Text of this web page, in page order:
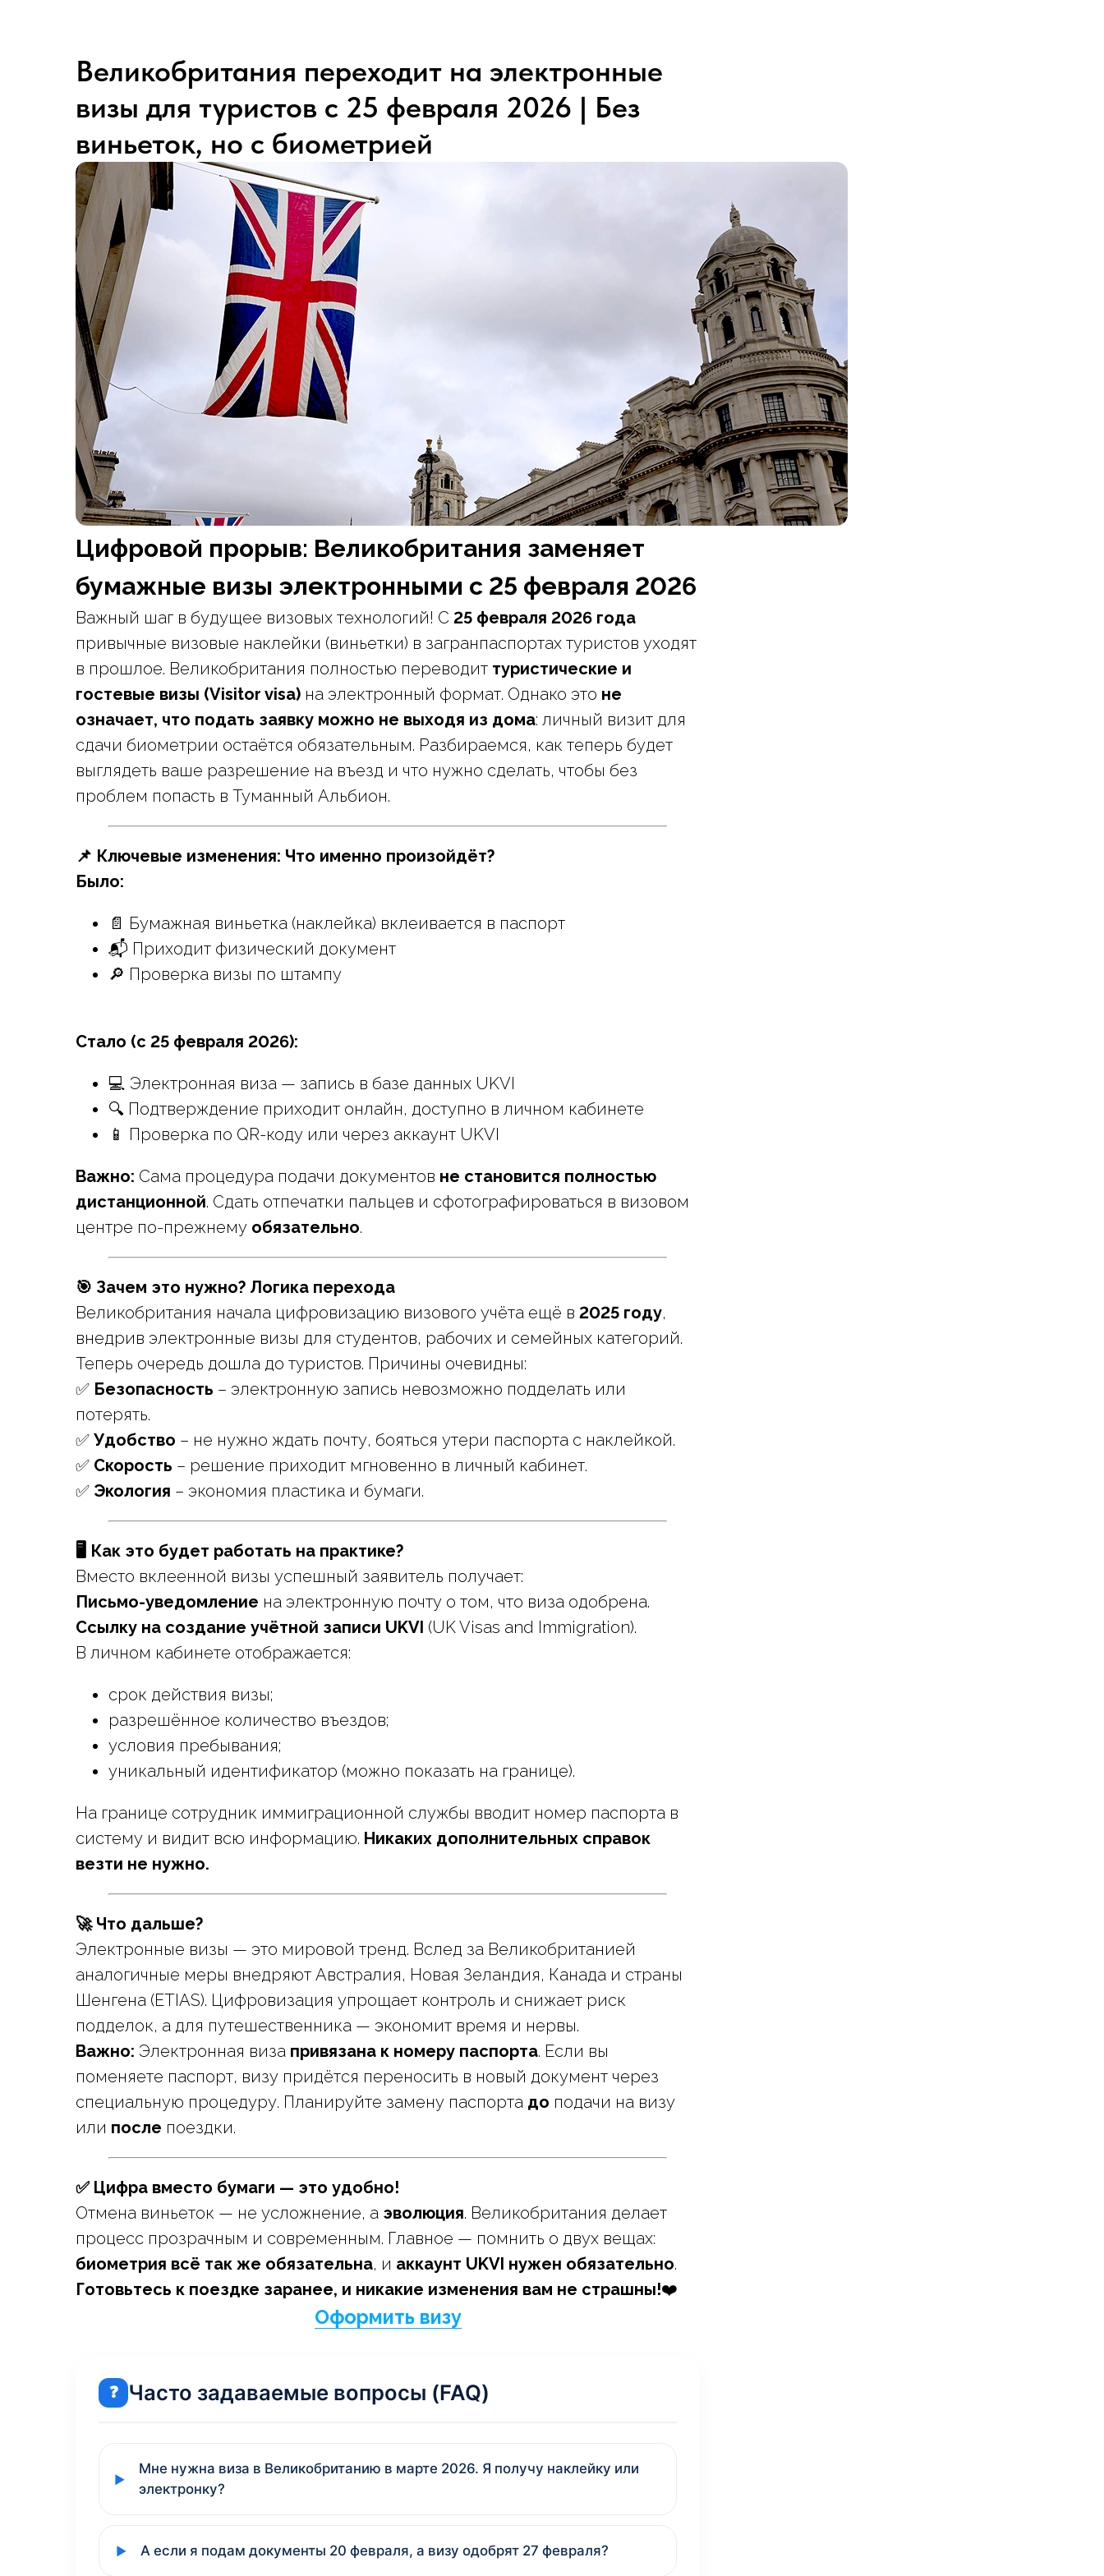
Великобритания переходит на электронные
визы для туристов с 25 февраля 2026 | Без
виньеток, но с биометрией
Цифровой прорыв: Великобритания заменяет
бумажные визы электронными с 25 февраля 2026
Важный шаг в будущее визовых технологий! С 25 февраля 2026 года
привычные визовые наклейки (виньетки) в загранпаспортах туристов уходят
в прошлое. Великобритания полностью переводит туристические и
гостевые визы (Visitor visa) на электронный формат. Однако это не
означает, что подать заявку можно не выходя из дома: личный визит для
сдачи биометрии остаётся обязательным. Разбираемся, как теперь будет
выглядеть ваше разрешение на въезд и что нужно сделать, чтобы без
проблем попасть в Туманный Альбион.
📌 Ключевые изменения: Что именно произойдёт?
Было:
📄 Бумажная виньетка (наклейка) вклеивается в паспорт
📬 Приходит физический документ
🔎 Проверка визы по штампу
Стало (с 25 февраля 2026):
💻 Электронная виза — запись в базе данных UKVI
🔍 Подтверждение приходит онлайн, доступно в личном кабинете
📱 Проверка по QR-коду или через аккаунт UKVI
Важно: Сама процедура подачи документов не становится полностью
дистанционной. Сдать отпечатки пальцев и сфотографироваться в визовом
центре по-прежнему обязательно.
🎯 Зачем это нужно? Логика перехода
Великобритания начала цифровизацию визового учёта ещё в 2025 году,
внедрив электронные визы для студентов, рабочих и семейных категорий.
Теперь очередь дошла до туристов. Причины очевидны:
✅ Безопасность – электронную запись невозможно подделать или
потерять.
✅ Удобство – не нужно ждать почту, бояться утери паспорта с наклейкой.
✅ Скорость – решение приходит мгновенно в личный кабинет.
✅ Экология – экономия пластика и бумаги.
🖥️ Как это будет работать на практике?
Вместо вклеенной визы успешный заявитель получает:
Письмо-уведомление на электронную почту о том, что виза одобрена.
Ссылку на создание учётной записи UKVI (UK Visas and Immigration).
В личном кабинете отображается:
срок действия визы;
разрешённое количество въездов;
условия пребывания;
уникальный идентификатор (можно показать на границе).
На границе сотрудник иммиграционной службы вводит номер паспорта в
систему и видит всю информацию. Никаких дополнительных справок
везти не нужно.
🚀 Что дальше?
Электронные визы — это мировой тренд. Вслед за Великобританией
аналогичные меры внедряют Австралия, Новая Зеландия, Канада и страны
Шенгена (ETIAS). Цифровизация упрощает контроль и снижает риск
подделок, а для путешественника — экономит время и нервы.
Важно: Электронная виза привязана к номеру паспорта. Если вы
поменяете паспорт, визу придётся переносить в новый документ через
специальную процедуру. Планируйте замену паспорта до подачи на визу
или после поездки.
✅ Цифра вместо бумаги — это удобно!
Отмена виньеток — не усложнение, а эволюция. Великобритания делает
процесс прозрачным и современным. Главное — помнить о двух вещах:
биометрия всё так же обязательна, и аккаунт UKVI нужен обязательно.
Готовьтесь к поездке заранее, и никакие изменения вам не страшны!❤️
Оформить визу
❓ Часто задаваемые вопросы (FAQ)
Мне нужна виза в Великобританию в марте 2026. Я получу наклейку или
электронку?
А если я подам документы 20 февраля, а визу одобрят 27 февраля?